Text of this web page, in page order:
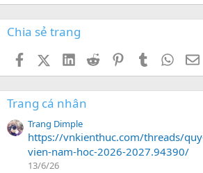
Chia sẻ trang
FacebookX (Twitter)
LinkedIn
Reddit PinterestTumblr
Trang cá nhân
Trang Dimple
https://vnkienthuc.com/threads/
vien-nam-hoc-2026-2027.94390/
13/6/26